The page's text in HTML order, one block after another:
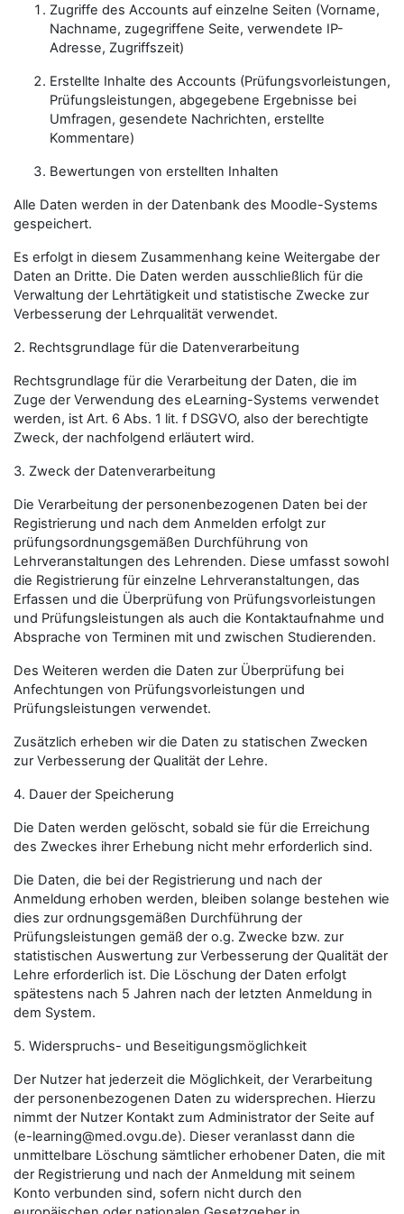
Zugriffe des Accounts auf einzelne Seiten (Vorname,
Nachname, zugegriffene Seite, verwendete IP-
Adresse, Zugriffszeit)
Erstellte Inhalte des Accounts (Prüfungsvorleistungen,
Prüfungsleistungen, abgegebene Ergebnisse bei
Umfragen, gesendete Nachrichten, erstellte
Kommentare)
Bewertungen von erstellten Inhalten
Alle Daten werden in der Datenbank des Moodle-Systems
gespeichert.
Es erfolgt in diesem Zusammenhang keine Weitergabe der
Daten an Dritte. Die Daten werden ausschließlich für die
Verwaltung der Lehrtätigkeit und statistische Zwecke zur
Verbesserung der Lehrqualität verwendet.
2. Rechtsgrundlage für die Datenverarbeitung
Rechtsgrundlage für die Verarbeitung der Daten, die im
Zuge der Verwendung des eLearning-Systems verwendet
werden, ist Art. 6 Abs. 1 lit. f DSGVO, also der berechtigte
Zweck, der nachfolgend erläutert wird.
3. Zweck der Datenverarbeitung
Die Verarbeitung der personenbezogenen Daten bei der
Registrierung und nach dem Anmelden erfolgt zur
prüfungsordnungsgemäßen Durchführung von
Lehrveranstaltungen des Lehrenden. Diese umfasst sowohl
die Registrierung für einzelne Lehrveranstaltungen, das
Erfassen und die Überprüfung von Prüfungsvorleistungen
und Prüfungsleistungen als auch die Kontaktaufnahme und
Absprache von Terminen mit und zwischen Studierenden.
Des Weiteren werden die Daten zur Überprüfung bei
Anfechtungen von Prüfungsvorleistungen und
Prüfungsleistungen verwendet.
Zusätzlich erheben wir die Daten zu statischen Zwecken
zur Verbesserung der Qualität der Lehre.
4. Dauer der Speicherung
Die Daten werden gelöscht, sobald sie für die Erreichung
des Zweckes ihrer Erhebung nicht mehr erforderlich sind.
Die Daten, die bei der Registrierung und nach der
Anmeldung erhoben werden, bleiben solange bestehen wie
dies zur ordnungsgemäßen Durchführung der
Prüfungsleistungen gemäß der o.g. Zwecke bzw. zur
statistischen Auswertung zur Verbesserung der Qualität der
Lehre erforderlich ist. Die Löschung der Daten erfolgt
spätestens nach 5 Jahren nach der letzten Anmeldung in
dem System.
5. Widerspruchs- und Beseitigungsmöglichkeit
Der Nutzer hat jederzeit die Möglichkeit, der Verarbeitung
der personenbezogenen Daten zu widersprechen. Hierzu
nimmt der Nutzer Kontakt zum Administrator der Seite auf
(e-learning@med.ovgu.de). Dieser veranlasst dann die
unmittelbare Löschung sämtlicher erhobener Daten, die mit
der Registrierung und nach der Anmeldung mit seinem
Konto verbunden sind, sofern nicht durch den